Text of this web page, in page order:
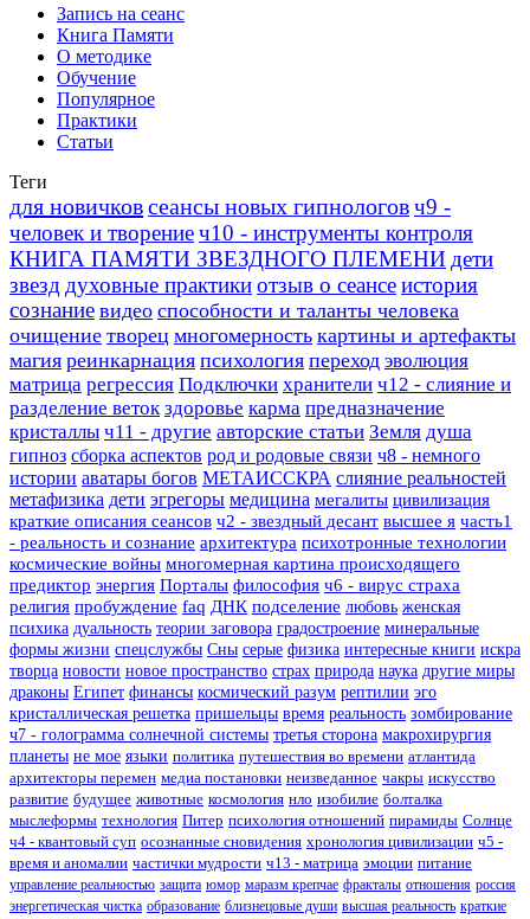
Запись на сеанс
Книга Памяти
О методике
Обучение
Популярное
Практики
Статьи
Теги
для новичковсеансы новых гипнологовч9 -
человек и творениеч10 - инструменты контроля
КНИГА ПАМЯТИ ЗВЕЗДНОГО ПЛЕМЕНИ дети
звезд духовные практикиотзыв о сеансеистория
сознание видео способности и таланты человека
очищение творец многомерность картины и артефакты
магия реинкарнация психология переход эволюция
матрица регрессия Подключки хранители ч12 - слияние и
разделение веток здоровье карма предназначение
кристаллы ч11 - другие авторские статьи Земля душа
гипноз сборка аспектов род и родовые связи ч8 - немного
истории аватары богов МЕТАИССКРА слияние реальностей
метафизика дети эгрегоры медицина мегалиты цивилизация
краткие описания сеансов ч2 - звездный десант высшее я часть1
- реальность и сознание архитектура психотронные технологии
космические войны многомерная картина происходящего
предиктор энергия Порталы философия ч6 - вирус страха
религия пробуждение faq ДНК подселение любовь женская
психика дуальность теории заговора градостроение минеральные
формы жизни спецслужбы Сны серые физика интересные книги искра
творца новости новое пространство страх природа наука другие миры
драконы Египет финансы космический разум рептилии эго
кристаллическая решетка пришельцы время реальность зомбирование
ч7 - голограмма солнечной системы третья сторона макрохирургия
планеты не мое языки политика путешествия во времени атлантида
архитекторы перемен медиа постановки неизведанное чакры искусство
развитие будущее животные космология нло изобилие болталка
мыслеформы технология Питер психология отношений пирамиды Солнце
ч4 - квантовый суп осознанные сновидения хронология цивилизации ч5 -
время и аномалии частички мудрости ч13 - матрица эмоции питание
управление реальностью защита юмор маразм крепчае фракталы отношения россия
энергетическая чистка образование близнецовые души высшая реальность краткие